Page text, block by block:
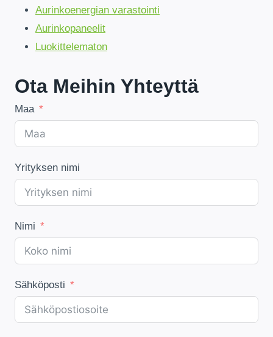
Aurinkoenergian varastointi
Aurinkopaneelit
Luokittelematon
Ota Meihin Yhteyttä
Maa
Yrityksen nimi
Nimi
Sähköposti